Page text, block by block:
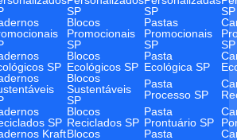
SP
SP
SP
Blocos
Promocionais
SP
Pastas
Promocionais
SP
SP
SP
Blocos
Ecológicos SP
Pasta
Ecológica SP
Blocos
Sustentáveis
SP
Pasta
Processo SP
SP
Blocos
Reciclados SP
Pasta
Prontuário SP
KraftBlocos
Pasta